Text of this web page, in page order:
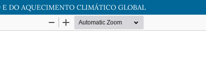
DO AQUECIMENTO CLIMÁTICO GLOBAL